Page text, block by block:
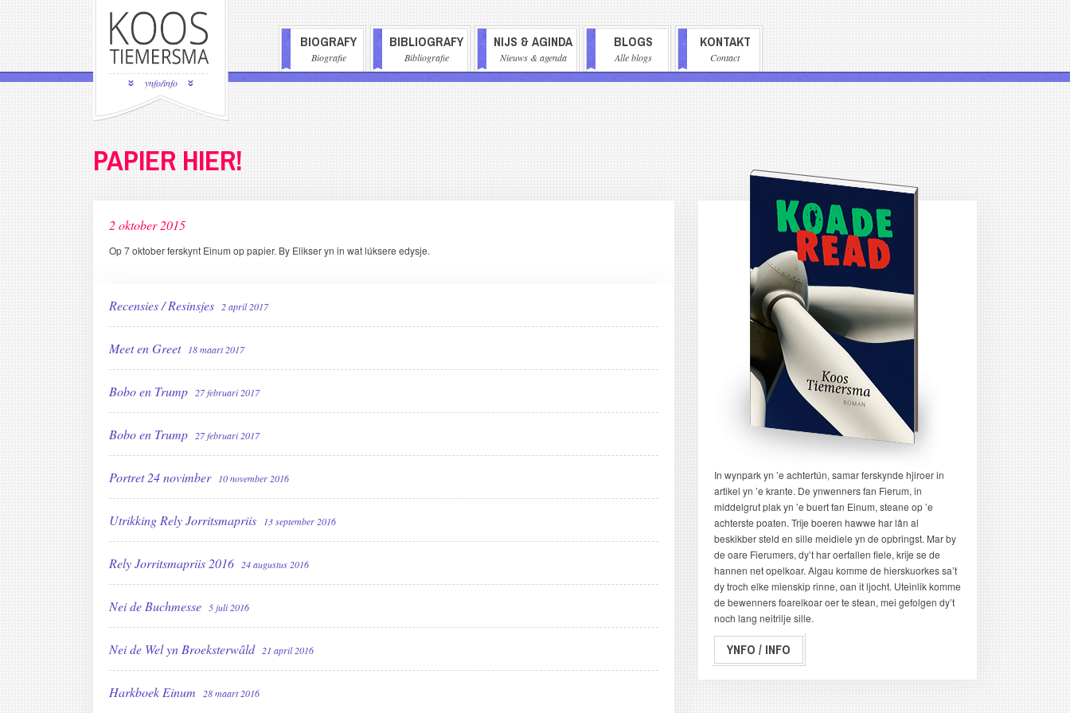
inhoud
ynfo/info HOOFDNAVIGATIE
BIOGRAFY
Biografie
BIBLIOGRAFY
Bibliografie
NIJS & AGINDA
Nieuws & agenda
BLOGS
Alle blogs
KONTAKT
Contact
PAPIER HIER!
2 oktober 2015
Op 7 oktober ferskynt Einum op papier. By Elikser yn in wat lúksere edysje.
Recensies / Resinsjes 2 april 2017
Meet en Greet 18 maart 2017
Bobo en Trump 27 februari 2017
Bobo en Trump 27 februari 2017
Portret 24 novimber 10 november 2016
Utrikking Rely Jorritsmapriis 13 september 2016
Rely Jorritsmapriis 2016 24 augustus 2016
Nei de Buchmesse 5 juli 2016
Nei de Wel yn Broeksterwâld 21 april 2016
Harkboek Einum 28 maart 2016
In wynpark yn ’e achtertún, samar ferskynde hjiroer in
artikel yn ’e krante. De ynwenners fan Fierum, in
middelgrut plak yn ’e buert fan Einum, steane op ’e
achterste poaten. Trije boeren hawwe har lân al
beskikber steld en sille meidiele yn de opbringst. Mar by
de oare Fierumers, dy’t har oerfallen fiele, krije se de
hannen net opelkoar. Algau komme de hierskuorkes sa’t
dy troch elke mienskip rinne, oan it ljocht. Uteinlik komme
de bewenners foarelkoar oer te stean, mei gefolgen dy’t
noch lang neitrilje sille.
YNFO / INFO